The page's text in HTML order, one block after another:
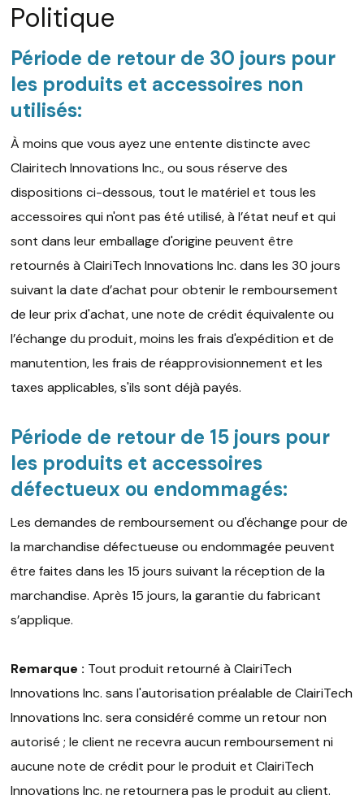
Politique
Période de retour de 30 jours pour
les produits et accessoires non
utilisés:
À moins que vous ayez une entente distincte avec
Clairitech Innovations Inc., ou sous réserve des
dispositions ci-dessous, tout le matériel et tous les
accessoires qui n'ont pas été utilisé, à l’état neuf et qui
sont dans leur emballage d'origine peuvent être
retournés à ClairiTech Innovations Inc. dans les 30 jours
suivant la date d’achat pour obtenir le remboursement
de leur prix d'achat, une note de crédit équivalente ou
l’échange du produit, moins les frais d'expédition et de
manutention, les frais de réapprovisionnement et les
taxes applicables, s'ils sont déjà payés.
Période de retour de 15 jours pour
les produits et accessoires
défectueux ou endommagés:
Les demandes de remboursement ou d'échange pour de
la marchandise défectueuse ou endommagée peuvent
être faites dans les 15 jours suivant la réception de la
marchandise. Après 15 jours, la garantie du fabricant
s’applique.
Remarque : Tout produit retourné à ClairiTech
Innovations Inc. sans l'autorisation préalable de ClairiTech
Innovations Inc. sera considéré comme un retour non
autorisé ; le client ne recevra aucun remboursement ni
aucune note de crédit pour le produit et ClairiTech
Innovations Inc. ne retournera pas le produit au client.